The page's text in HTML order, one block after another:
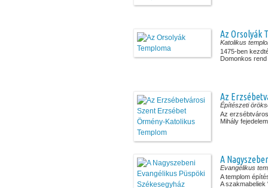
Az Orsolyák
Katolikus
1475-ben
Domonkos
Az
Építészeti
Az
Mihály
A
Evangélikus
A templom
A szakmabeliek